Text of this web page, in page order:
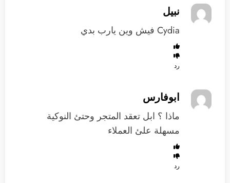
نبيل
Cydia فيش وين يارب بدي
رد
ابوفارس
ماذا ؟ ابل تعقد المتجر وحتئ النوكية
مسهلة علئ العملاء
رد